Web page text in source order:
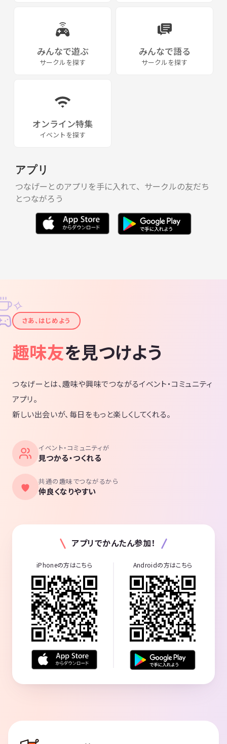
みんなで遊ぶ
サークルを探す
みんなで語る
サークルを探す
オンライン特集
イベントを探す
アプリ
つなげーとのアプリを手に入れて、サークルの友だち
とつながろう
✦
✧
さあ、はじめよう
趣味友を見つけよう
つなげーとは、趣味や興味でつながるイベント・コミュニティ
アプリ。
新しい出会いが、毎日をもっと楽しくしてくれる。
イベント・コミュニティが
見つかる・つくれる
共通の趣味でつながるから
仲良くなりやすい
アプリでかんたん参加！
iPhoneの方はこちら Androidの方はこちら